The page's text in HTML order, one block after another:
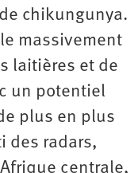
chikungunya.
massivement
laitières et de
un potentiel
plus en plus
des radars,
centrale,